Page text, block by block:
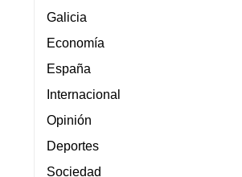
Galicia
Economía
España
Internacional
Opinión
Deportes
Sociedad